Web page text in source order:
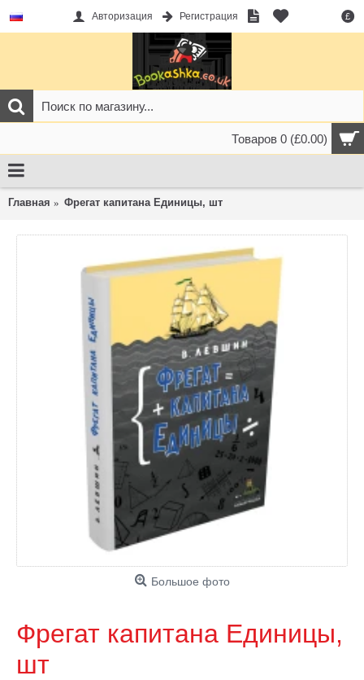
£
Авторизация Регистрация
Товаров 0 (£0.00)
Главная Фрегат капитана Единицы, шт
Большое фото
Фрегат капитана Единицы,
шт